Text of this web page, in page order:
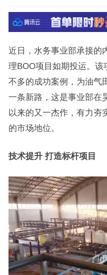
近日，水务事业部承接的
理BOO项目如期投运。
不多的成功案例，为油气
一条新路，这是事业部在
以来的又一杰作，有力夯
的市场地位。
技术提升 打造标杆项目